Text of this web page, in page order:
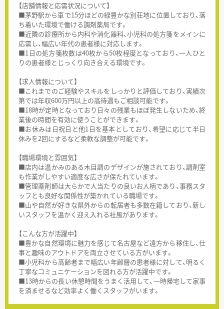
【店舗情報と応需状況について】
■茅野駅から車で15分ほどの緑豊かな別荘地に位置しており、落
ち着いた環境で働ける調剤薬局です。
■近隣の診療所から内科や消化器科、小児科の処方箋をメインに
応需し、幅広い年代の患者様に対応します。
■1日の処方箋枚数は40枚から50枚程度となっており、一人ひと
りの患者様とじっくり向き合える環境です。
【求人情報について】
■これまでのご経験やスキルをしっかりと評価しており、実績次
第では年収600万円以上の高待遇もご相談可能です。
■18時が定時となっており日々の残業もほぼ発生しないため、終
業後の時間を有効に使うことができます。
■お休みは日祝日と他1日を基本としており、希望に応じて半日
休みを2回にするなど柔軟な調整が可能です。
【職場環境と雰囲気】
■店内は温かみのある木目調のデザインが施されており、調剤室
も作業がしやすい適度な広さが保たれています。
■管理薬剤師は大らかで人当たりの良いお人柄であり、事務スタ
ッフとも良好な関係性が築かれている職場です。
■山や自然が好きな県外からの転居者も多数在籍しており、新し
いスタッフを温かく迎え入れる社風があります。
【こんな方が活躍中】
■豊かな自然環境に魅力を感じて名古屋など遠方から移住し、仕
事と趣味のアウトドアを両立させている方がいます。
■小児科から高齢者まで幅広い年齢層の患者様に対して、明るく
丁寧なコミュニケーションを図れる方が活躍中です。
■13時からの長い休憩時間をうまく活用して、一時帰宅して家事
を済ませるなど効率よく働くスタッフがいます。